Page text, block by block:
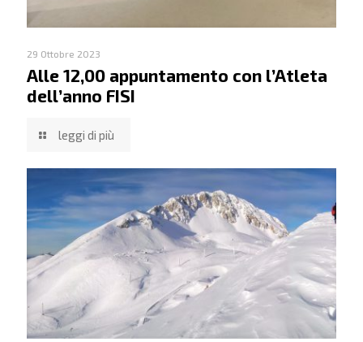
29 Ottobre 2023
Alle 12,00 appuntamento con l’Atleta
dell’anno FISI
leggi di più